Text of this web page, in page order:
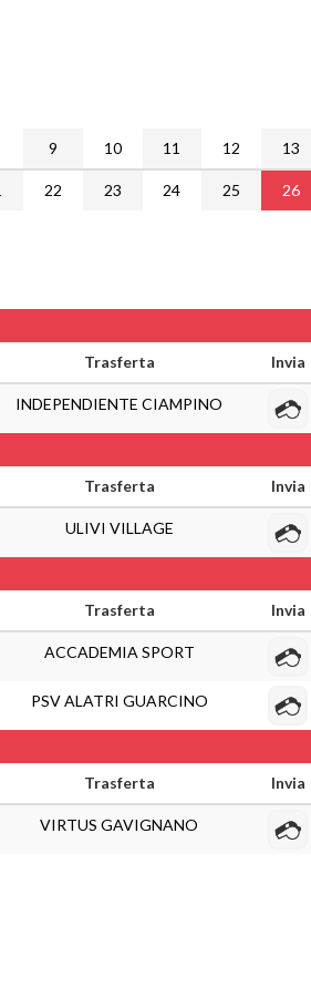
9 10 11 12 13
22 23 24 25
26
Trasferta Invia
INDEPENDIENTE CIAMPINO
Trasferta Invia
ULIVI VILLAGE
Trasferta Invia
ACCADEMIA SPORT
PSV ALATRI GUARCINO
Trasferta Invia
VIRTUS GAVIGNANO